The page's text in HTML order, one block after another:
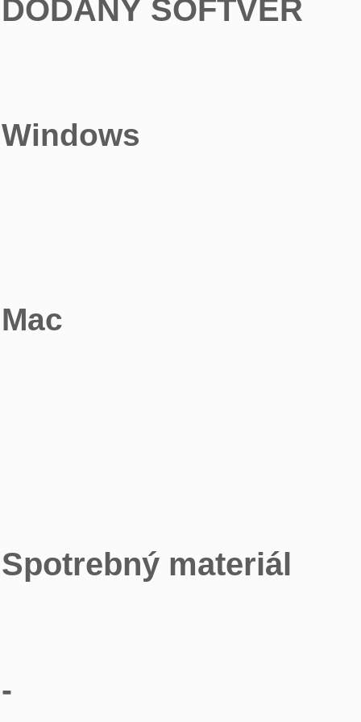
DODANÝ SOFTVÉR
Windows
Mac
Spotrebný materiál
-